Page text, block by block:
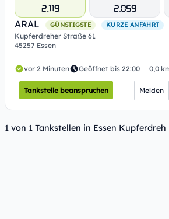
2.119 2.059
ARAL
GÜNSTIGSTE KURZE ANFAHRT
Kupferdreher Straße 61
45257 Essen
vor 2 Minuten Geöffnet bis 22:00 0,0
Tankstelle beanspruchen Melden
1 von 1 Tankstellen in Essen Kupferdreh